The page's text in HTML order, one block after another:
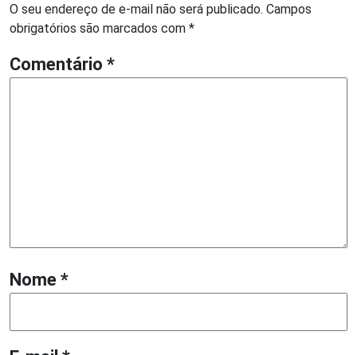
O seu endereço de e-mail não será publicado. Campos
obrigatórios são marcados com *
Comentário *
Nome *